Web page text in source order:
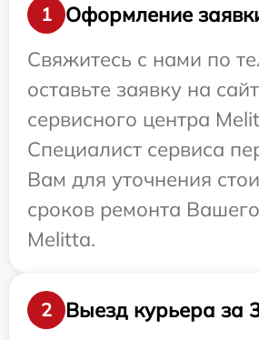
1
Оформление
Свяжитесь с нами по
оставьте заявку на
сервисного центра
Специалист сервиса
Вам для уточнения
сроков ремонта
Melitta.
2 Выезд курьера за